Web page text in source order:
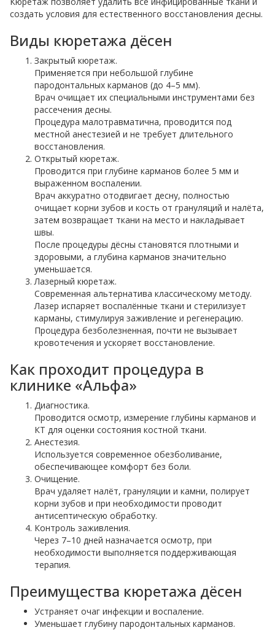
создать условия для естественного восстановления десны.
Виды кюретажа дёсен
Закрытый кюретаж.
Применяется при небольшой глубине
пародонтальных карманов (до 4–5 мм).
Врач очищает их специальными инструментами без
рассечения десны.
Процедура малотравматична, проводится под
местной анестезией и не требует длительного
восстановления.
Открытый кюретаж.
Проводится при глубине карманов более 5 мм и
выраженном воспалении.
Врач аккуратно отодвигает десну, полностью
очищает корни зубов и кость от грануляций и налёта,
затем возвращает ткани на место и накладывает
швы.
После процедуры дёсны становятся плотными и
здоровыми, а глубина карманов значительно
уменьшается.
Лазерный кюретаж.
Современная альтернатива классическому методу.
Лазер испаряет воспалённые ткани и стерилизует
карманы, стимулируя заживление и регенерацию.
Процедура безболезненная, почти не вызывает
кровотечения и ускоряет восстановление.
Как проходит процедура в
клинике «Альфа»
Диагностика.
Проводится осмотр, измерение глубины карманов и
КТ для оценки состояния костной ткани.
Анестезия.
Используется современное обезболивание,
обеспечивающее комфорт без боли.
Очищение.
Врач удаляет налёт, грануляции и камни, полирует
корни зубов и при необходимости проводит
антисептическую обработку.
Контроль заживления.
Через 7–10 дней назначается осмотр, при
необходимости выполняется поддерживающая
терапия.
Преимущества кюретажа дёсен
Устраняет очаг инфекции и воспаление.
Уменьшает глубину пародонтальных карманов.